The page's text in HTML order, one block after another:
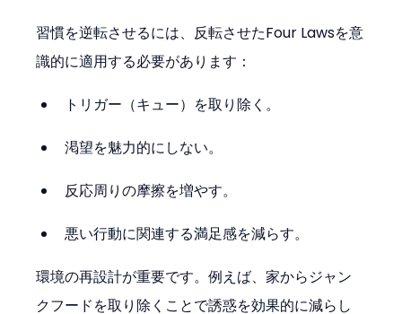
習慣を逆転させるには、反転させたFour Lawsを意
識的に適用する必要があります：
トリガー（キュー）を取り除く。
渇望を魅力的にしない。
反応周りの摩擦を増やす。
悪い行動に関連する満足感を減らす。
環境の再設計が重要です。例えば、家からジャン
クフードを取り除くことで誘惑を効果的に減らし